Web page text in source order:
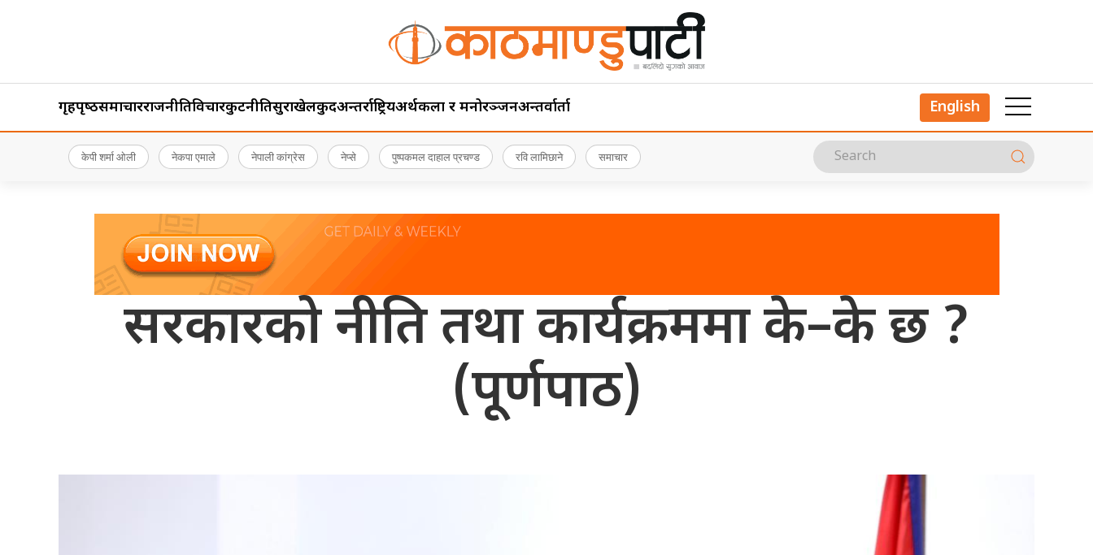
गृहपृष्‍ठसमाचारराजनीतिविचारकुटनीतिसुरक्षाखेलकुदअन्तर्राष्ट्रियअर्थकला र मनोरञ्जनअन्तर्वार्ता English
केपी शर्मा ओली नेकपा एमाले नेपाली कांग्रेस नेप्से पुष्पकमल दाहाल प्रचण्ड रवि लामिछाने समाचार
सरकारको नीति तथा कार्यक्रममा के–के छ ?
(पूर्णपाठ)